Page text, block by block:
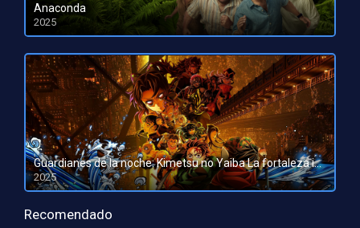
Anaconda
2025
HD 1080pHD 720p
Guardianes de la noche: Kimetsu no Yaiba La fortaleza infinita
2025
HD 1080pHD 720p
Recomendado